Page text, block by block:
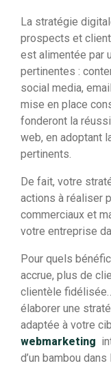
La stratégie
prospects et
est alimentée par
pertinentes :
social media,
mise en place
fonderont la
web, en adoptant
pertinents.
De fait, votre
actions à réaliser
commerciaux et
votre entreprise
Pour quels
accrue, plus de
clientèle
élaborer une
adaptée à votre
webmarketing
d’un bambou dans